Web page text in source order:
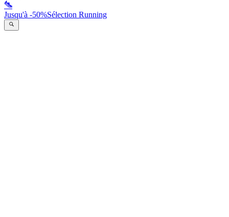
Jusqu'à -50%Sélection Running